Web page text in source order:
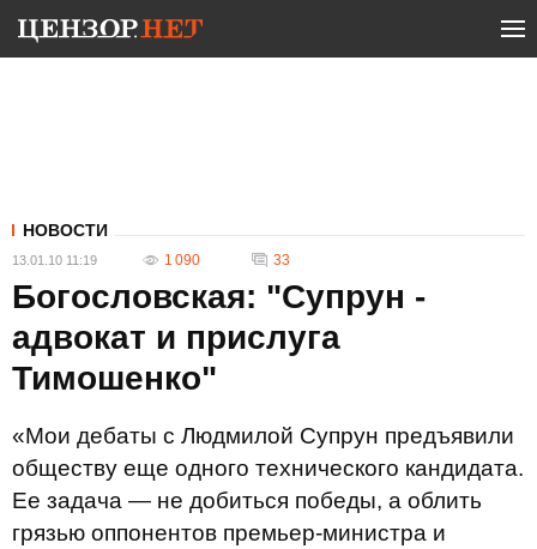
НОВОСТИ
13.01.10 11:19 1 090 33
Богословская: "Супрун -
адвокат и прислуга
Тимошенко"
«Мои дебаты с Людмилой Супрун предъявили
обществу еще одного технического кандидата.
Ее задача — не добиться победы, а облить
грязью оппонентов премьер-министра и